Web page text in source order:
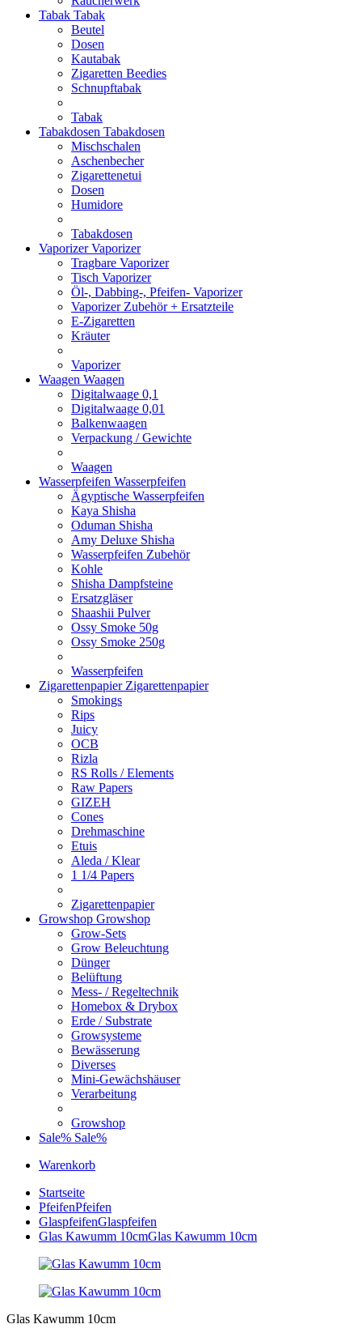
Tabak Tabak
Beutel
Dosen
Kautabak
Zigaretten Beedies
Schnupftabak
Tabak
Tabakdosen Tabakdosen
Mischschalen
Aschenbecher
Zigarettenetui
Dosen
Humidore
Tabakdosen
VaporizerVaporizer
Tragbare Vaporizer
Tisch Vaporizer
Öl-, Dabbing-, Pfeifen- Vaporizer
Vaporizer Zubehör + Ersatzteile
E-Zigaretten
Kräuter
Vaporizer
Waagen Waagen
Digitalwaage 0,1
Digitalwaage 0,01
Balkenwaagen
Verpackung / Gewichte
Waagen
Wasserpfeifen Wasserpfeifen
Ägyptische Wasserpfeifen
Kaya Shisha
Oduman Shisha
Amy Deluxe Shisha
Wasserpfeifen Zubehör
Kohle
Shisha Dampfsteine
Ersatzgläser
Shaashii Pulver
Ossy Smoke 50g
Ossy Smoke 250g
Wasserpfeifen
Zigarettenpapier Zigarettenpapier
Smokings
Rips
Juicy
OCB
Rizla
RS Rolls / Elements
Raw Papers
GIZEH
Cones
Drehmaschine
Etuis
Aleda / Klear
1 1/4 Papers
Zigarettenpapier
Growshop Growshop
Grow-Sets
Grow Beleuchtung
Dünger
Belüftung
Mess- / Regeltechnik
Homebox & Drybox
Erde / Substrate
Growsysteme
Bewässerung
Diverses
Mini-Gewächshäuser
Verarbeitung
Growshop
Sale% Sale%
Warenkorb
Startseite
PfeifenPfeifen
GlaspfeifenGlaspfeifen
Glas Kawumm 10cmGlas Kawumm 10cm
Glas Kawumm 10cm